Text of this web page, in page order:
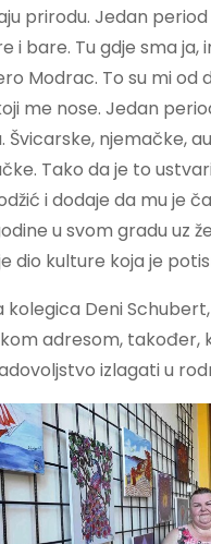
prirodu. Jedan
i bare. Tu gdje sma ja,
Modrac. To su mi od
me nose. Jedan
Švicarske, njemačke,
Tako da je to
i dodaje da mu je
u svom gradu uz
dio kulture koja je
kolegica Deni
adresom, također,
izlagati u